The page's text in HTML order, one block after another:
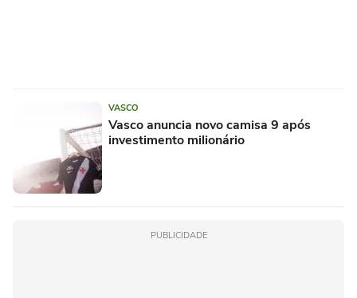
VASCO
Vasco anuncia novo camisa 9 após
investimento milionário
PUBLICIDADE